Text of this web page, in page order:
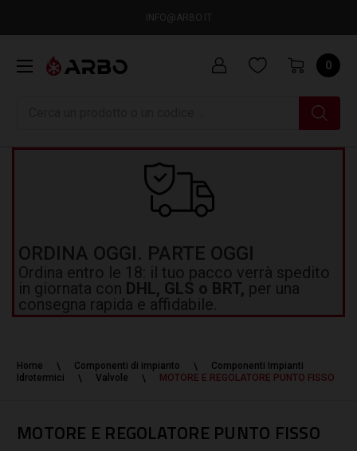
INFO@ARBO.IT
0
ORDINA OGGI. PARTE OGGI
Ordina entro le 18: il tuo pacco verrà spedito
in giornata con DHL, GLS o BRT, per una
consegna rapida e affidabile.
Home Componenti di impianto
Componenti Impianti
Idrotermici
Valvole MOTORE E REGOLATORE PUNTO FISSO
MOTORE E REGOLATORE PUNTO FISSO